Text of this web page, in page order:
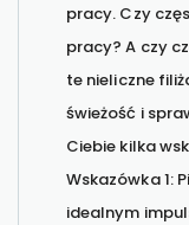
pracy. Czy
pracy? A czy
te nieliczne
świeżość i
Ciebie kilka
Wskazówka 1:
idealnym